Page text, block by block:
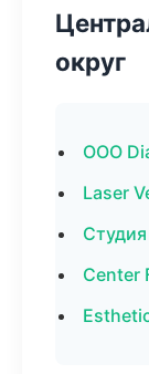
округ
ООО
Laser
Center